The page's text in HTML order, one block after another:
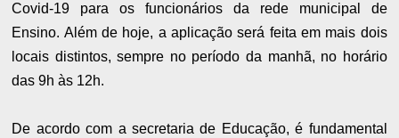
Covid-19 para os funcionários da rede municipal de
Ensino. Além de hoje, a aplicação será feita em mais dois
locais distintos, sempre no período da manhã, no horário
das 9h às 12h.
De acordo com a secretaria de Educação, é fundamental